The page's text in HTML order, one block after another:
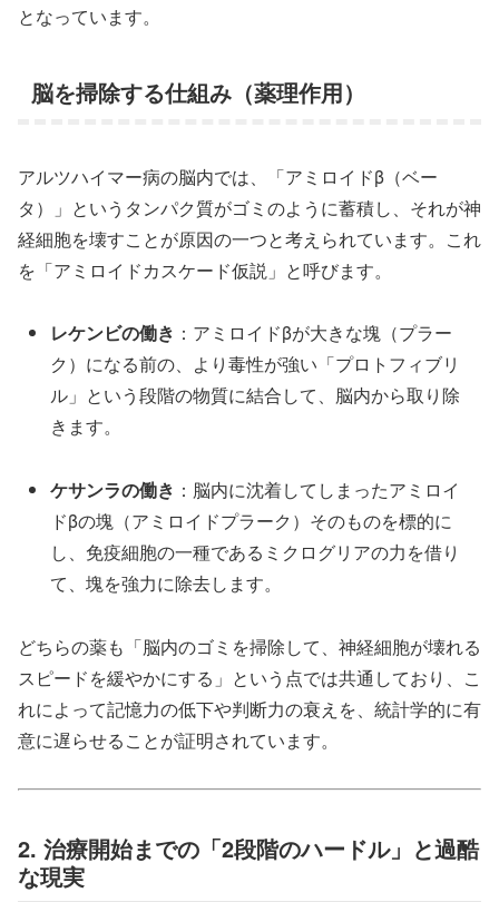
となっています。
脳を掃除する仕組み（薬理作用）
アルツハイマー病の脳内では、「アミロイドβ（ベー
タ）」というタンパク質がゴミのように蓄積し、それが神
経細胞を壊すことが原因の一つと考えられています。これ
を「アミロイドカスケード仮説」と呼びます。
レケンビの働き ：アミロイドβが大きな塊（プラー
ク）になる前の、より毒性が強い「プロトフィブリ
ル」という段階の物質に結合して、脳内から取り除
きます。
ケサンラの働き ：脳内に沈着してしまったアミロイ
ドβの塊（アミロイドプラーク）そのものを標的に
し、免疫細胞の一種であるミクログリアの力を借り
て、塊を強力に除去します。
どちらの薬も「脳内のゴミを掃除して、神経細胞が壊れる
スピードを緩やかにする」という点では共通しており、こ
れによって記憶力の低下や判断力の衰えを、統計学的に有
意に遅らせることが証明されています。
2. 治療開始までの「2段階のハードル」と過酷
な現実